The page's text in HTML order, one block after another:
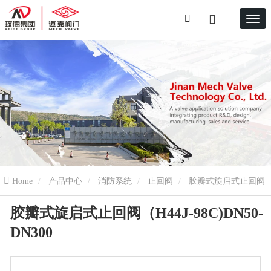
Home 产品中心 消防系统 止回阀
（H44J-98C)DN50-DN300
胶瓣式旋启式止回阀（H44J-98C)DN50-
DN300